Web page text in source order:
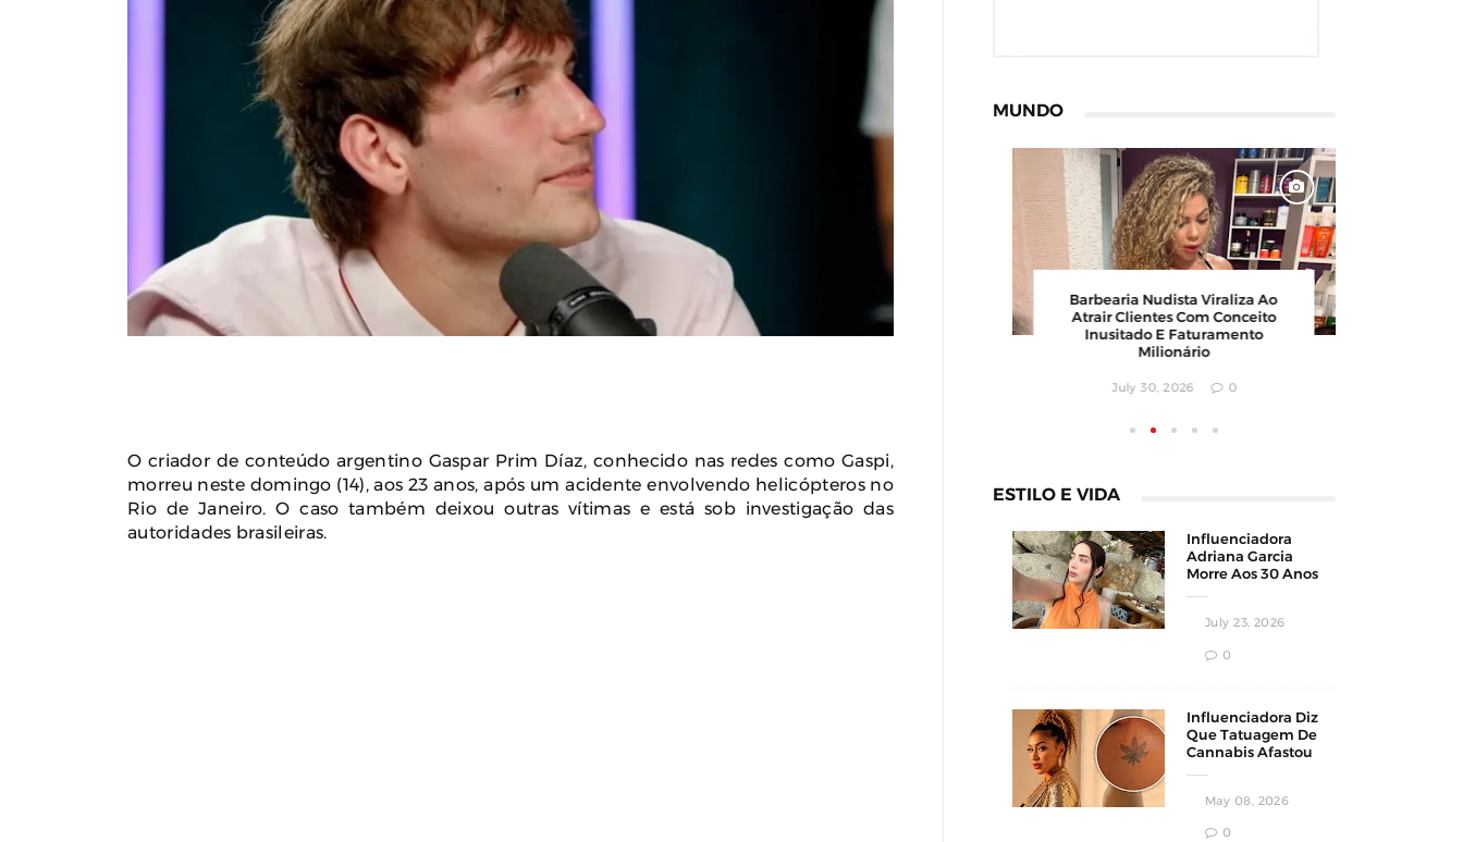
O criador de conteúdo argentino Gaspar Prim Díaz, conhecido nas redes como Gaspi,
morreu neste domingo (14), aos 23 anos, após um acidente envolvendo helicópteros no
Rio de Janeiro. O caso também deixou outras vítimas e está sob investigação das
autoridades brasileiras.
MUNDO
Barbearia Nudista Viraliza Ao
Atrair Clientes Com Conceito
Inusitado E Faturamento
Milionário
July 30, 2026 0
Karyna Shuliak Pode Herdar Até
US$ 100 Milhões Da Fortuna De
Jeffrey Epstein, Apontam
Calor Extremo Na Coreia Do Sul
Faz 16 Mortes Com Temperaturas
Próximas Dos 42ºC
Polícia Investiga Morte De
Modelo Encontrada Em Mala
Após Viagem Pela Europa
ESTILO E VIDA
Influenciadora
Adriana Garcia
Morre Aos 30 Anos
Estético
July 23, 2026
0
Influenciadora Diz
Que Tatuagem De
Cannabis Afastou
May 08, 2026
0